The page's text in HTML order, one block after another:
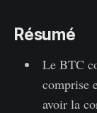
Résumé
Le BTC
comprise
avoir la